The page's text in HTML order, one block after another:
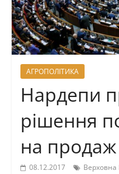
АГРОПОЛІТИКА
Нардепи
рішення
на продаж
08.12.2017 Верховна